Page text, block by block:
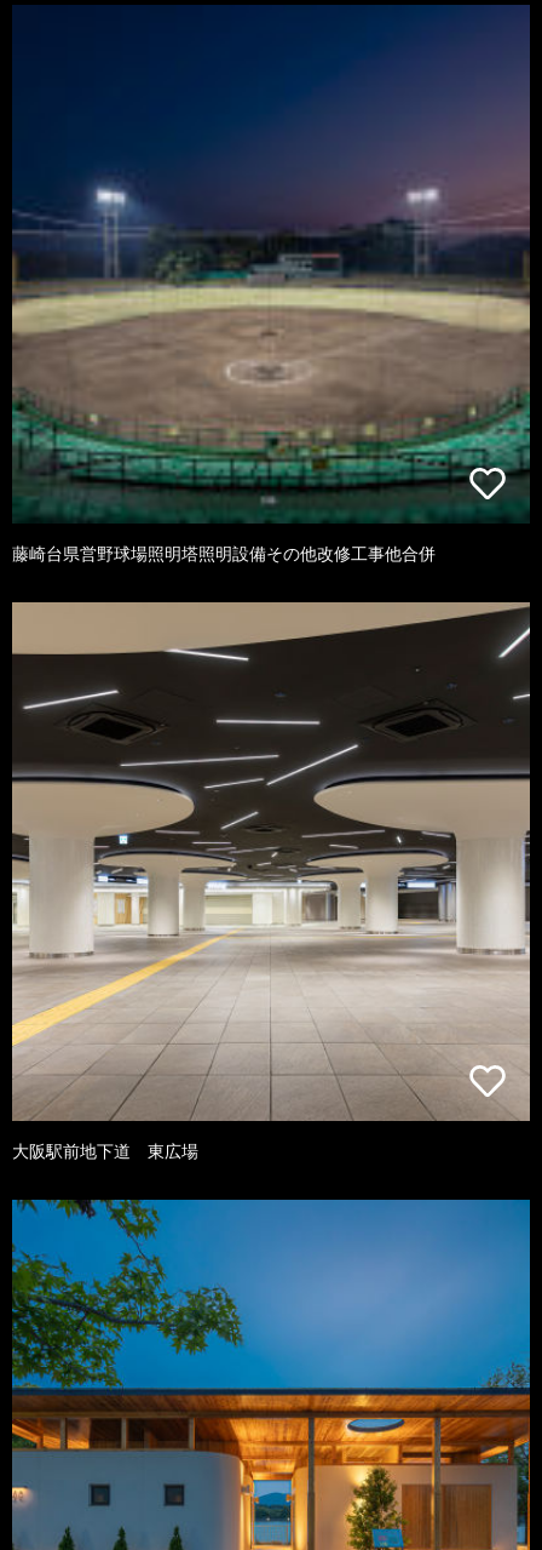
藤崎台県営野球場照明塔照明設備その他改修工事他合併
大阪駅前地下道 東広場